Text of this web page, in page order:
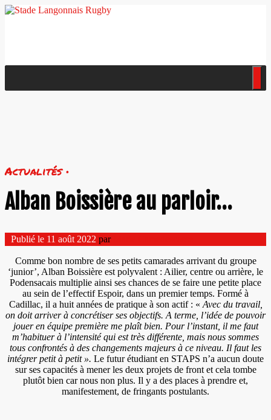
Actualités •
Alban Boissière au parloir…
Publié le 11 août 2022 par
Comme bon nombre de ses petits camarades arrivant du groupe
‘junior’, Alban Boissière est polyvalent : Ailier, centre ou arrière, le
Podensacais multiplie ainsi ses chances de se faire une petite place
au sein de l’effectif Espoir, dans un premier temps. Formé à
Cadillac, il a huit années de pratique à son actif : « Avec du travail,
on doit arriver à concrétiser ses objectifs. A terme, l’idée de pouvoir
jouer en équipe première me plaît bien. Pour l’instant, il me faut
m’habituer à l’intensité qui est très différente, mais nous sommes
tous confrontés à des changements majeurs à ce niveau. Il faut les
intégrer petit à petit ». Le futur étudiant en STAPS n’a aucun doute
sur ses capacités à mener les deux projets de front et cela tombe
plutôt bien car nous non plus. Il y a des places à prendre et,
manifestement, de fringants postulants.